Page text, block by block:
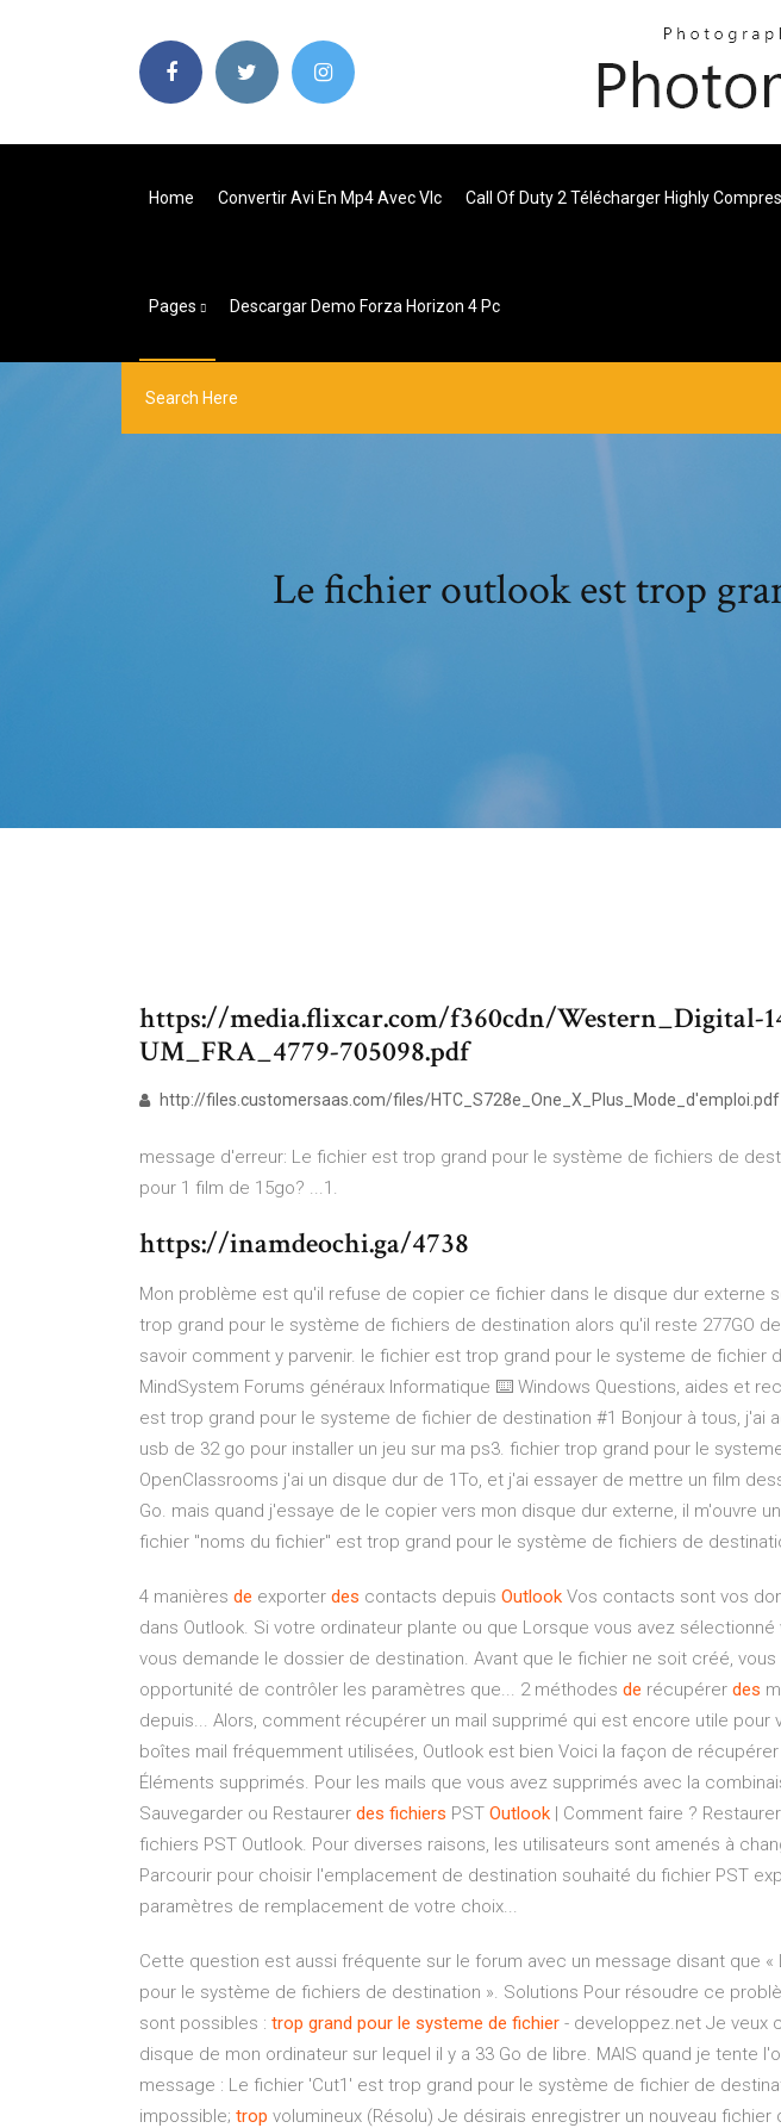
Home Convertir Avi En Mp4 Avec Vlc Call Of Duty 2 Télécharger Highly
Pages Descargar Demo Forza Horizon 4 Pc
Le fichier outlook est trop
https://media.flixcar.com/f360cdn/Western_Digital-
UM_FRA_4779-705098.pdf
http://files.customersaas.com/files/HTC_S728e_One_X_Plus_Mode_d'emploi.pdf
message d'erreur: Le fichier est trop grand pour le système de fichiers de
pour 1 film de 15go? ...1.
https://inamdeochi.ga/4738
Mon problème est qu'il refuse de copier ce fichier dans le disque dur externe
trop grand pour le système de fichiers de destination alors qu'il reste 277GO
savoir comment y parvenir. le fichier est trop grand pour le systeme de fichier
MindSystem Forums généraux Informatique ⌨️ Windows Questions, aides et
est trop grand pour le systeme de fichier de destination #1 Bonjour à tous, j'ai
usb de 32 go pour installer un jeu sur ma ps3. fichier trop grand pour le
OpenClassrooms j'ai un disque dur de 1To, et j'ai essayer de mettre un film
Go. mais quand j'essaye de le copier vers mon disque dur externe, il m'ouvre
fichier "noms du fichier" est trop grand pour le système de fichiers de
4 manières de exporter des contacts depuis Outlook Vos contacts sont vos
dans Outlook. Si votre ordinateur plante ou que Lorsque vous avez
vous demande le dossier de destination. Avant que le fichier ne soit créé, vous
opportunité de contrôler les paramètres que... 2 méthodes de récupérer des
depuis... Alors, comment récupérer un mail supprimé qui est encore utile pour
boîtes mail fréquemment utilisées, Outlook est bien Voici la façon de
Éléments supprimés. Pour les mails que vous avez supprimés avec la
Sauvegarder ou Restaurer des fichiers PST Outlook | Comment faire ?
fichiers PST Outlook. Pour diverses raisons, les utilisateurs sont amenés à
Parcourir pour choisir l'emplacement de destination souhaité du fichier PST
paramètres de remplacement de votre choix...
Cette question est aussi fréquente sur le forum avec un message disant que
pour le système de fichiers de destination ». Solutions Pour résoudre ce
sont possibles : trop grand pour le systeme de fichier - developpez.net Je veux
disque de mon ordinateur sur lequel il y a 33 Go de libre. MAIS quand je tente
message : Le fichier 'Cut1' est trop grand pour le système de fichier de
impossible; trop volumineux (Résolu) Je désirais enregistrer un nouveau fichier